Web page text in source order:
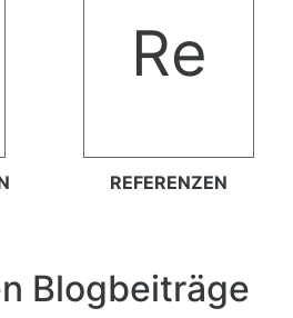
Re
REFERENZEN
Blogbeiträge